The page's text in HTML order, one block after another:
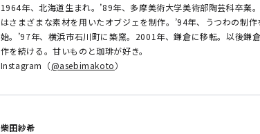
1964年、北海道生まれ。’89年、多摩美術大学美術部陶芸科卒業
はさまざまな素材を用いたオブジェを制作。’94年、うつわの制作
始。’97年、横浜市石川町に築窯。2001年、鎌倉に移転。以後鎌
作を続ける。甘いものと珈琲が好き。
Instagram（@asebimakoto）
柴田紗希